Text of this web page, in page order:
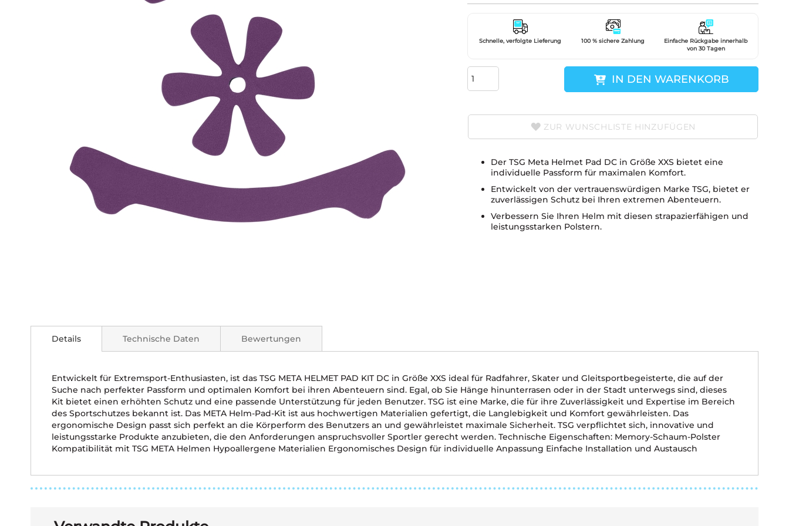
der
Bildgalerie
Schnelle, verfolgte Lieferung 100 % sichere Zahlung
Einfache Rückgabe innerhalb
von 30 Tagen
IN DEN WARENKORB
ZUR WUNSCHLISTE HINZUFÜGEN
Der TSG Meta Helmet Pad DC in Größe XXS bietet eine
individuelle Passform für maximalen Komfort.
Entwickelt von der vertrauenswürdigen Marke TSG, bietet er
zuverlässigen Schutz bei Ihren extremen Abenteuern.
Verbessern Sie Ihren Helm mit diesen strapazierfähigen und
leistungsstarken Polstern.
Details
Entwickelt für Extremsport-Enthusiasten, ist das TSG META HELMET PAD KIT DC in Größe XXS ideal für Radfahrer, Skater und Gleitsportbegeisterte, die auf der
Suche nach perfekter Passform und optimalen Komfort bei ihren Abenteuern sind. Egal, ob Sie Hänge hinunterrasen oder in der Stadt unterwegs sind, dieses
Kit bietet einen erhöhten Schutz und eine passende Unterstützung für jeden Benutzer. TSG ist eine Marke, die für ihre Zuverlässigkeit und Expertise im Bereich
des Sportschutzes bekannt ist. Das META Helm-Pad-Kit ist aus hochwertigen Materialien gefertigt, die Langlebigkeit und Komfort gewährleisten. Das
ergonomische Design passt sich perfekt an die Körperform des Benutzers an und gewährleistet maximale Sicherheit. TSG verpflichtet sich, innovative und
leistungsstarke Produkte anzubieten, die den Anforderungen anspruchsvoller Sportler gerecht werden. Technische Eigenschaften: Memory-Schaum-Polster
Kompatibilität mit TSG META Helmen Hypoallergene Materialien Ergonomisches Design für individuelle Anpassung Einfache Installation und Austausch
Technische Daten Bewertungen